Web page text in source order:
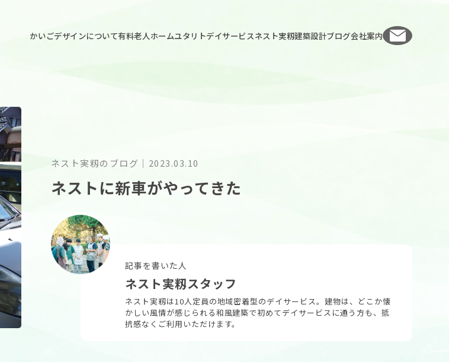
かいごデザインについて有料老人ホームユタリトデイサービスネスト実籾建築設計ブログ会社案内
ネスト実籾のブログ ｜ 2023.03.10
ネストに新車がやってきた
記事を書いた人
ネスト実籾スタッフ
ネスト実籾は10人定員の地域密着型のデイサービス。建物は、どこか懐
かしい風情が感じられる和風建築で初めてデイサービスに通う方も、抵
抗感なくご利用いただけます。